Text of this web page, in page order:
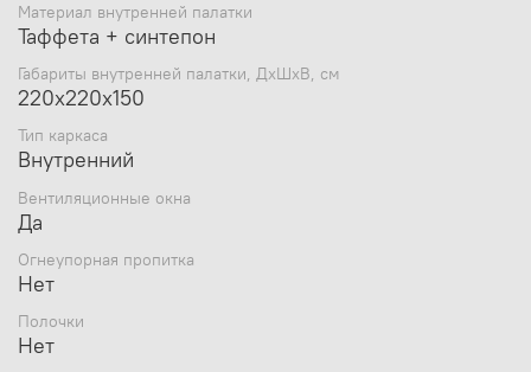
Материал внутренней палатки
Таффета + синтепон
Габариты внутренней палатки, ДхШхВ, см
220х220х150
Тип каркаса
Внутренний
Вентиляционные окна
Да
Огнеупорная пропитка
Нет
Полочки
Нет